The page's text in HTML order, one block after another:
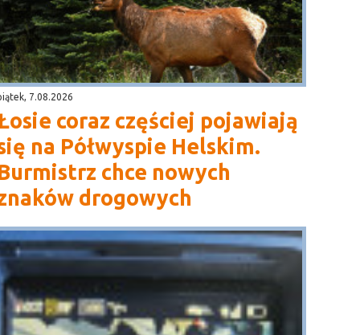
7.08.2026
coraz częściej pojawiają
na Półwyspie Helskim.
chce nowych
drogowych